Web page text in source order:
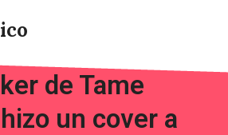
de Tame
un cover a